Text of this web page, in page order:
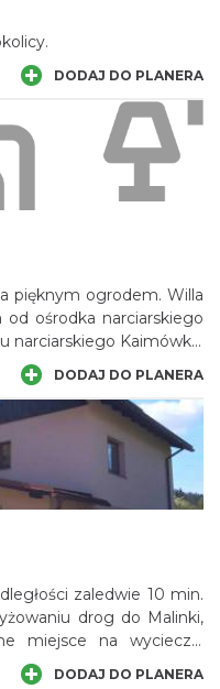
DODAJ DO PLANERA
pięknym ogrodem. Willa
ośrodka narciarskiego
narciarskiego Kaimówka.
Szczyrk Mountain
DODAJ DO PLANERA
zaledwie 10 min.
drog do Malinki,
miejsce na wycieczki
DODAJ DO PLANERA